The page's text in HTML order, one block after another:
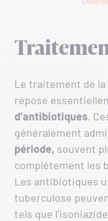
Le traitement de
repose
d’antibiotiques.
généralement
période, souvent
complètement les
Les antibiotiques
tuberculose
tels que